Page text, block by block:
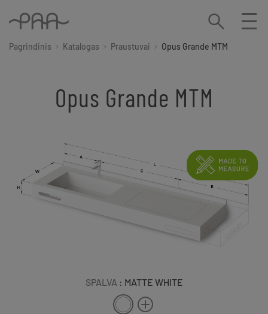
Pagrindinis Katalogas Praustuvai Opus Grande MTM
Opus Grande MTM
SPALVA : MATTE WHITE